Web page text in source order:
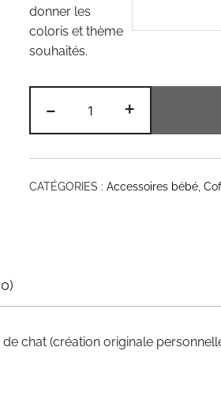
donner les
coloris et thème
souhaités.
-
de
Pochette
à
+
CATÉGORIES : Accessoires bébé
chat (création originale